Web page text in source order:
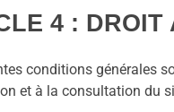
4 : DROIT
conditions générales
et à la consultation du